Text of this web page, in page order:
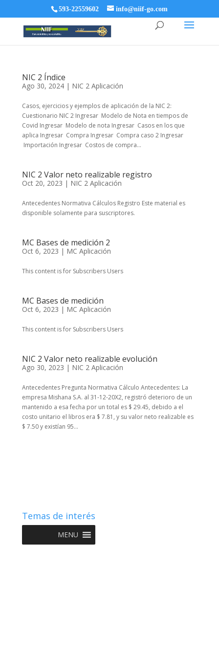
593-22559602 info@niif-go.com
NIC 2 Índice
Ago 30, 2024| NIC 2 Aplicación
Casos, ejercicios y ejemplos de aplicación de la NIC 2:
Cuestionario NIC 2 Ingresar Modelo de Nota en tiempos de
Covid Ingresar Modelo de nota Ingresar Casos en los que
aplica Ingresar Compra Ingresar Compra caso 2 Ingresar
Importación Ingresar Costos de compra...
NIC 2 Valor neto realizable registro
Oct 20, 2023 | NIC 2 Aplicación
Antecedentes Normativa Cálculos Registro Este material es
disponible solamente para suscriptores.
MC Bases de medición 2
Oct 6, 2023 | MC Aplicación
This content is for Subscribers Users
MC Bases de medición
Oct 6, 2023 | MC Aplicación
This content is for Subscribers Users
NIC 2 Valor neto realizable evolución
Ago 30, 2023 | NIC 2 Aplicación
Antecedentes Pregunta Normativa Cálculo Antecedentes: La
empresa Mishana S.A. al 31-12-20X2, registró deterioro de un
mantenido a esa fecha por un total es $ 29.45, debido a el
costo unitario el libros era $ 7.81, y su valor neto realizable es
$ 7.50 y existían 95...
Temas de interés
MENU